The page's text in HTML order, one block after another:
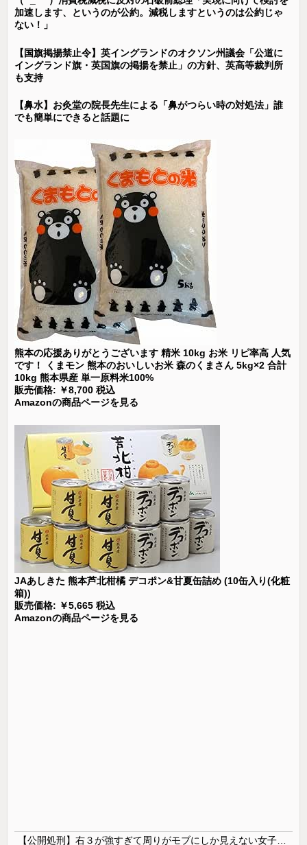
加速します、というのが公約。減税しますというのは公約じゃ
ない！」
【国旗掲揚禁止令】英イングランドのオクソン州議会「公道に
イングランド旗・英国旗の掲揚を禁止」の方針、英高等裁判所
も支持
【鼻水】お灸堂の院長先生による「鼻がつらい時の対処法」誰
でも簡単にできると話題に
熊本の応援ありがとうございます 精米 10kg お米 リピ率高 人気
です！ くまモン 熊本のおいしいお米 森のくまさん 5kg×2 合計
10kg 熊本県産 単一原料米100%
販売価格: ￥8,700 税込
Amazonの商品ページを見る
JAあしきた 熊本芦北柑橘 デコポン&甘夏缶詰め (10缶入り(化粧
箱))
販売価格: ￥5,665 税込
Amazonの商品ページを見る